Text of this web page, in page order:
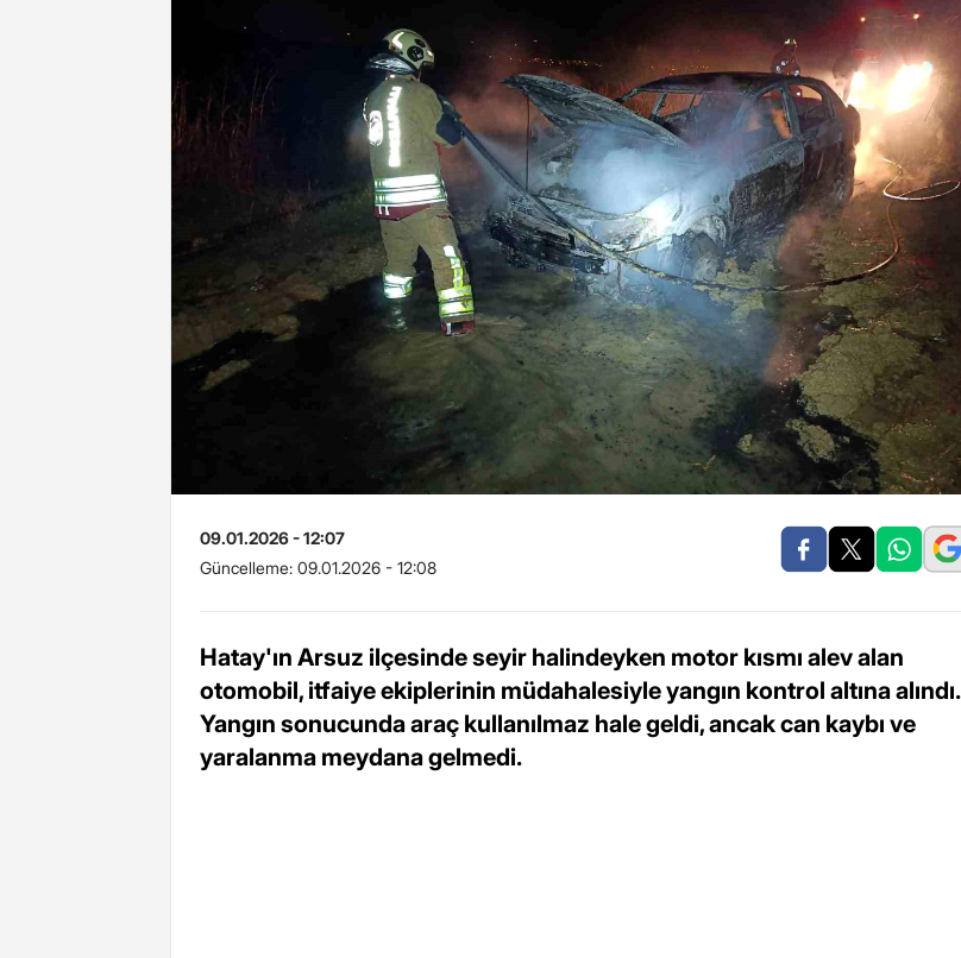
09.01.2026 - 12:07
Güncelleme: 09.01.2026 - 12:08
Hatay'ın Arsuz ilçesinde seyir halindeyken motor kısmı alev alan
otomobil, itfaiye ekiplerinin müdahalesiyle yangın kontrol altına alındı.
Yangın sonucunda araç kullanılmaz hale geldi, ancak can kaybı ve
yaralanma meydana gelmedi.